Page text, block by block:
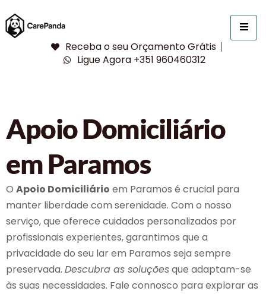
Receba o seu Orçamento Grátis
Ligue Agora +351 960460312
Apoio Domiciliário
em Paramos
O Apoio Domiciliário em Paramos é crucial para
manter liberdade com serenidade. Com o nosso
serviço, que oferece cuidados personalizados por
profissionais experientes, garantimos que a
privacidade do seu lar em Paramos seja sempre
preservada. Descubra as soluçõesque adaptam-se
às suas necessidades. Fale connosco para explorar as